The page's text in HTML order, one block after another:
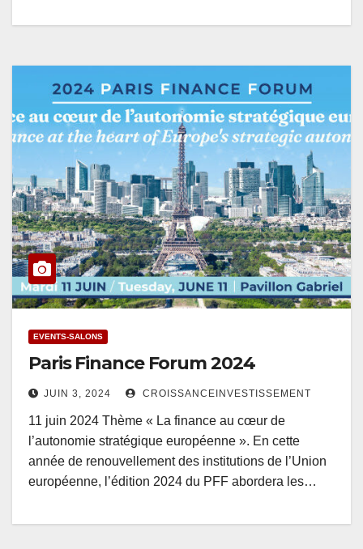
EVENTS-SALONS
Paris Finance Forum 2024
JUIN 3, 2024 CROISSANCEINVESTISSEMENT
11 juin 2024 Thème « La finance au cœur de
l’autonomie stratégique européenne ». En cette
année de renouvellement des institutions de l’Union
européenne, l’édition 2024 du PFF abordera les…